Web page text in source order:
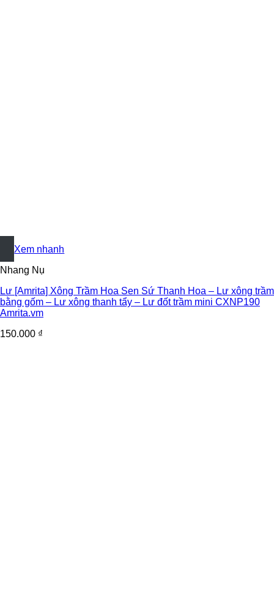
+
Xem nhanh
Nhang Nụ
Lư [Amrita] Xông Trầm Hoa Sen Sứ Thanh Hoa – Lư xông trầm
bằng gốm – Lư xông thanh tẩy – Lư đốt trầm mini CXNP190
Amrita.vm
150.000 ₫